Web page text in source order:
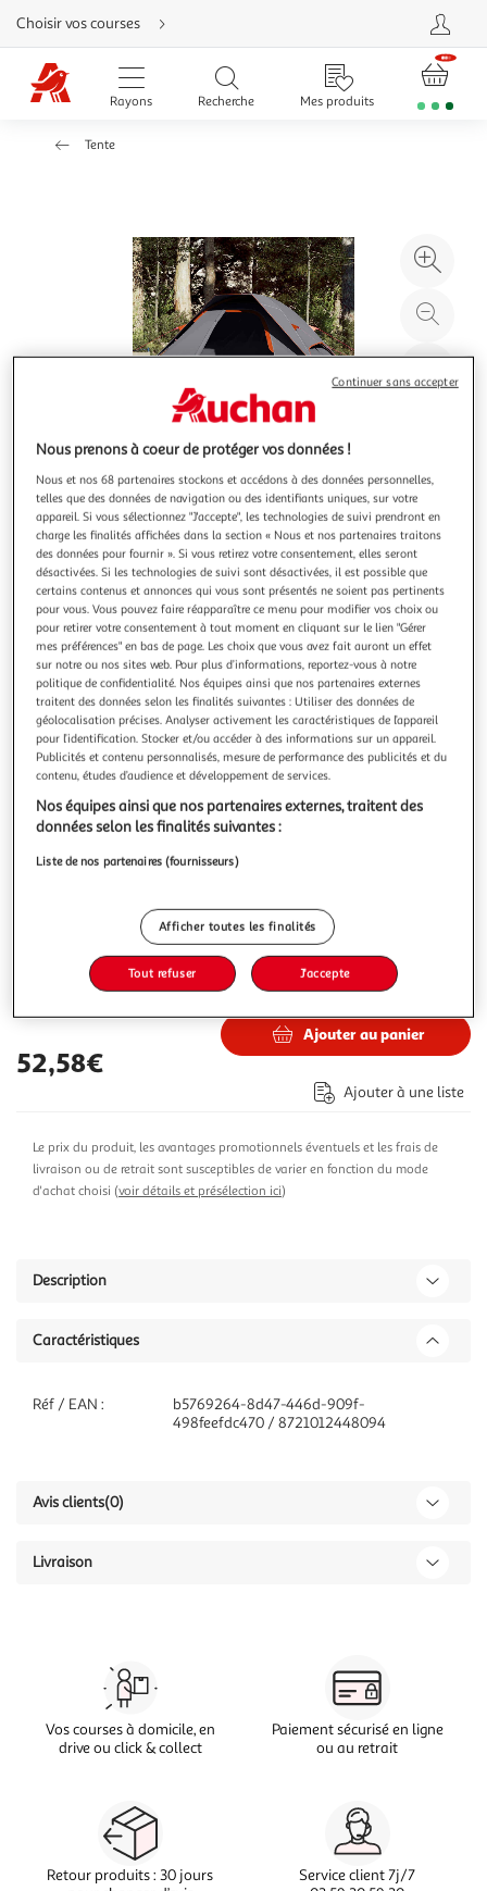
Aller
directement
au
contenu
Aller
directement
Aller
Choisir vos courses
Rayons Recherche Mes produits
Tente
à
100
le
Illustration
précédente
Illustration
suivante
VIDAXL
Tente de camping a dome 2 personnes gris et orange
impermeable
Cette tente de camping a l'aspect moderne vous protege
des intemperies et vous offre un espace confortable pour
vos aventures en tout lieu. Conception impermeable a l'eau
tout autour : cette tente de camping, fabriquee en
polyester avec un revetement PU, est impermeable et
resistante au vent. Les c
En savoir +
Vendu parMultishop
Livraison dès 5/6 jours
Plus d'options
Vendu par Multishop
Livraison dès 1/2 semaines
Livraison offerte
Plus d'options
Vendu parASD
52,58€
Ajouter au panier
Ajouter à une liste
Le prix du produit, les avantages promotionnels éventuels et les frais de
livraison ou de retrait sont susceptibles de varier en fonction du mode
d'achat choisi (voir détails et présélection ici)
Description
Caractéristiques
Réf / EAN :
b5769264-8d47-446d-909f-
498feefdc470 / 8721012448094
Avis clients(0)
Livraison
Vos courses à domicile, en
drive ou click & collect
Paiement sécurisé en ligne
ou au retrait
Retour produits : 30 jours
Service client 7j/7
Nous prenons à coeur de protéger vos données !
Nous et nos 68 partenaires stockons et accédons à des données personnelles,
telles que des données de navigation ou des identifiants uniques, sur votre
appareil. Si vous sélectionnez "J'accepte", les technologies de suivi prendront en
charge les finalités affichées dans la section « Nous et nos partenaires traitons
des données pour fournir ». Si vous retirez votre consentement, elles seront
désactivées. Si les technologies de suivi sont désactivées, il est possible que
certains contenus et annonces qui vous sont présentés ne soient pas pertinents
pour vous. Vous pouvez faire réapparaître ce menu pour modifier vos choix ou
pour retirer votre consentement à tout moment en cliquant sur le lien "Gérer
mes préférences" en bas de page. Les choix que vous avez fait auront un effet
sur notre ou nos sites web. Pour plus d’informations, reportez-vous à notre
politique de confidentialité. Nos équipes ainsi que nos partenaires externes
traitent des données selon les finalités suivantes : Utiliser des données de
géolocalisation précises. Analyser activement les caractéristiques de l’appareil
pour l’identification. Stocker et/ou accéder à des informations sur un appareil.
Publicités et contenu personnalisés, mesure de performance des publicités et du
contenu, études d’audience et développement de services.
Nos équipes ainsi que nos partenaires externes, traitent des
données selon les finalités suivantes :
Liste de nos partenaires (fournisseurs)
Afficher toutes les finalités
Tout refuser J'accepte
Continuer sans accepter